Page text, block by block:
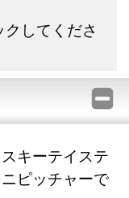
クしてくださ
キーテイステ
ピッチャーで